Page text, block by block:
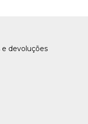
e devoluções